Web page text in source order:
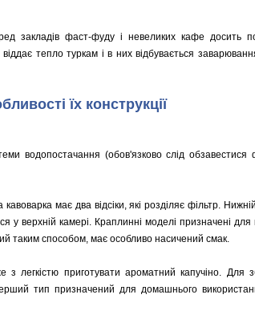
закладів фаст-фуду і невеликих кафе досить
віддає тепло туркам і в них відбувається
їх конструкції
водопостачання (обов'язково слід
має два відсіки, які розділяє фільтр.
верхній камері. Краплинні моделі призначені
таким способом, має особливо насичений смак.
легкістю приготувати ароматний капучіно. Для
тип призначений для домашнього